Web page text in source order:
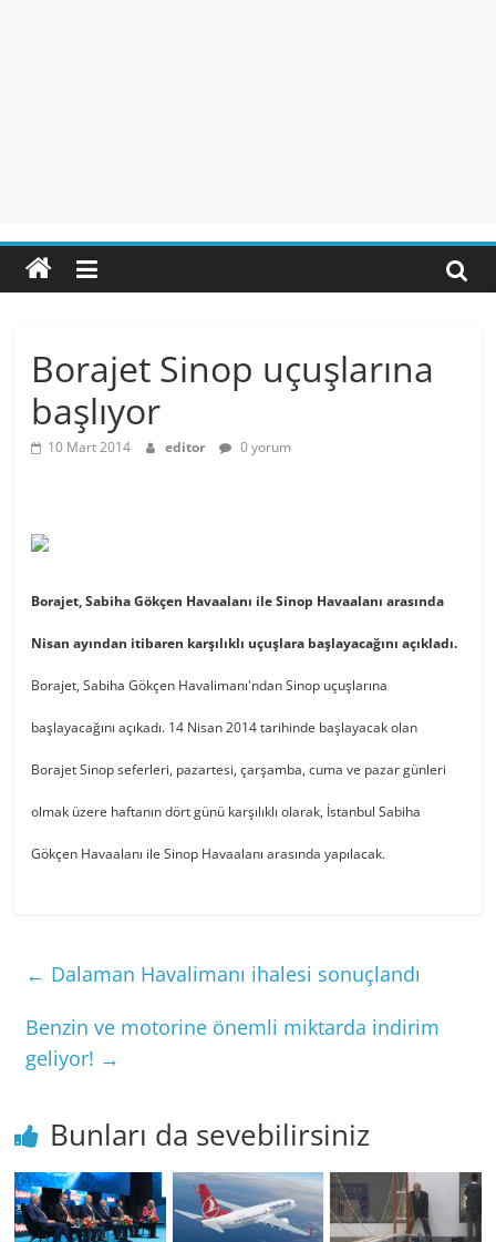
Borajet Sinop uçuşlarına
başlıyor
10 Mart 2014 editor 0 yorum
Borajet, Sabiha Gökçen Havaalanı ile Sinop Havaalanı arasında
Nisan ayından itibaren karşılıklı uçuşlara başlayacağını açıkladı.
Borajet, Sabiha Gökçen Havalimanı'ndan Sinop uçuşlarına
başlayacağını açıkadı. 14 Nisan 2014 tarihinde başlayacak olan
Borajet Sinop seferleri, pazartesi, çarşamba, cuma ve pazar günleri
olmak üzere haftanın dört günü karşılıklı olarak, İstanbul Sabiha
Gökçen Havaalanı ile Sinop Havaalanı arasında yapılacak.
← Dalaman Havalimanı ihalesi sonuçlandı
Benzin ve motorine önemli miktarda indirim
geliyor! →
Bunları da sevebilirsiniz